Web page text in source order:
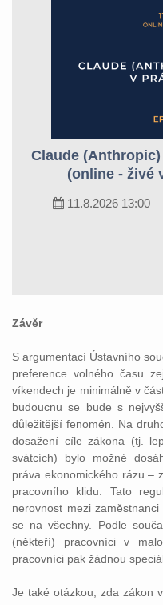
Claude
(online - živé
11.8.2026 13:00
Závěr
S argumentací Ústavního
preference volného času
víkendech je minimálně v
budoucnu se bude s
důležitější fenomén. Na
dosažení cíle zákona (tj.
svátcích) bylo možné
práva ekonomického rázu –
pracovního klidu. Tato
nerovnost mezi
se na všechny. Podle
(někteří) pracovníci v
pracovníci pak žádnou
Je také otázkou, zda zákon